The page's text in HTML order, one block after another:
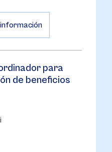
para
de beneficios